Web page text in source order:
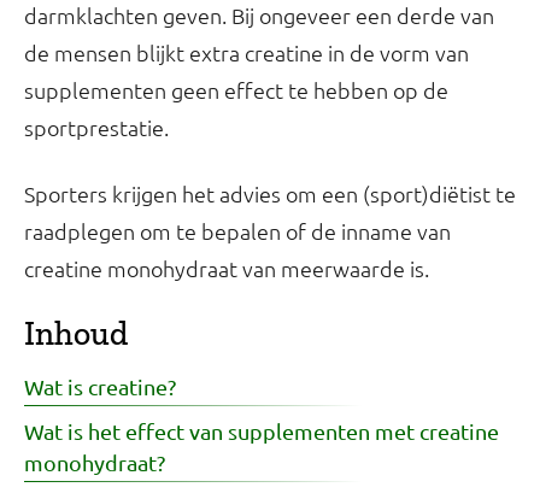
darmklachten geven. Bij ongeveer een derde van
de mensen blijkt extra creatine in de vorm van
supplementen geen effect te hebben op de
sportprestatie.
Sporters krijgen het advies om een (sport)diëtist te
raadplegen om te bepalen of de inname van
creatine monohydraat van meerwaarde is.
Inhoud
Wat is creatine?
Wat is het effect van supplementen met creatine
monohydraat?